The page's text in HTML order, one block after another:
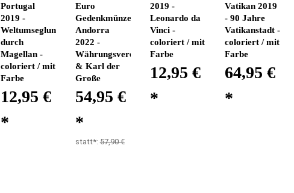
Portugal
2019 -
Weltumseglung
durch
Magellan -
coloriert / mit
Farbe
12,95 €
*
Euro
Gedenkmünze
Andorra
2022 -
Währungsvereinbarung
& Karl der
Große
54,95 €
*
statt*:57,90 €
2019 -
Leonardo da
Vinci -
coloriert / mit
Farbe
12,95 €
*
Vatikan 2019
- 90 Jahre
Vatikanstadt -
coloriert / mit
Farbe
64,95 €
*